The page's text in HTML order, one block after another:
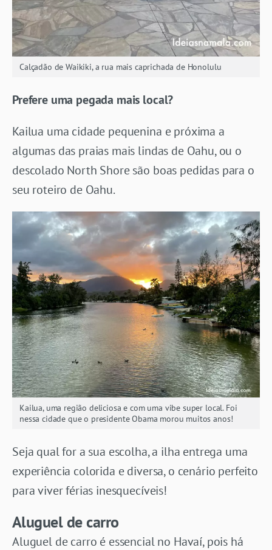
Calçadão de Waikiki, a rua mais caprichada de Honolulu
Prefere uma pegada mais local?
Kailua uma cidade pequenina e próxima a
algumas das praias mais lindas de Oahu, ou o
descolado North Shore são boas pedidas para o
seu roteiro de Oahu.
Kailua, uma região deliciosa e com uma vibe super local. Foi
nessa cidade que o presidente Obama morou muitos anos!
Seja qual for a sua escolha, a ilha entrega uma
experiência colorida e diversa, o cenário perfeito
para viver férias inesquecíveis!
Aluguel de carro
Aluguel de carro é essencial no Havaí, pois há